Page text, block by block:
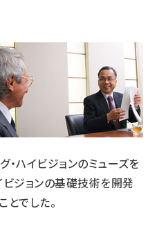
ハイビジョンのミューズを
ビジョンの基礎技術を開発
とでした。